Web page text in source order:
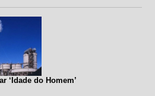
‘Idade do Homem’